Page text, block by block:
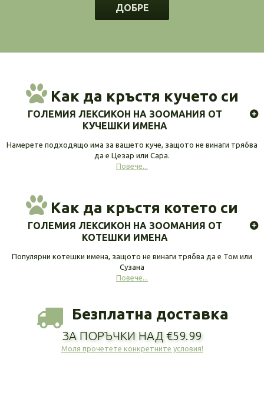
ДОБРЕ
Как да кръстя кучето си
ГОЛЕМИЯ ЛЕКСИКОН НА ЗООМАНИЯ ОТ
КУЧЕШКИ ИМЕНА
Намерете подходящо има за вашето куче, защото не винаги трябва
да е Цезар или Сара.
Повече...
Как да кръстя котето си
ГОЛЕМИЯ ЛЕКСИКОН НА ЗООМАНИЯ ОТ
КОТЕШКИ ИМЕНА
Популярни котешки имена, защото не винаги трябва да е Том или
Сузана
Повече...
Безплатна доставка
ЗА ПОРЪЧКИ НАД €59.99
Моля прочетете конкретните условия!